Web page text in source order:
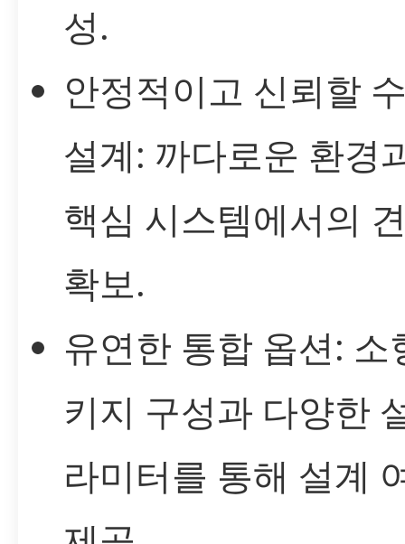
성.
안정적이고 신뢰할
설계: 까다로운 환경
핵심 시스템에서의
확보.
유연한 통합 옵션: 소
키지 구성과 다양한
라미터를 통해 설계